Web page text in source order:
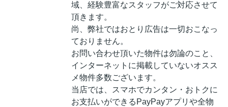
域、経験豊富なスタッフがご対応させて
頂きます。
尚、弊社ではおとり広告は一切おこなっ
ておりません。
お問い合わせ頂いた物件は勿論のこと、
インターネットに掲載していないオスス
メ物件多数ございます。
当店では、スマホでカンタン・おトクに
お支払いができるPayPayアプリや全物